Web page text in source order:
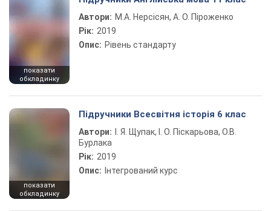
показати
обкладинку
Автори: М.А. Нерсісян, А. О. Піроженко
Рік: 2019
Опис: Рівень стандарту
показати
обкладинку
Підручники Всесвітня історія 6 клас
Автори:
І. Я. Щупак, І. О. Піскарьова, О.В.
Бурлака
Рік: 2019
Опис: Інтегрований курс